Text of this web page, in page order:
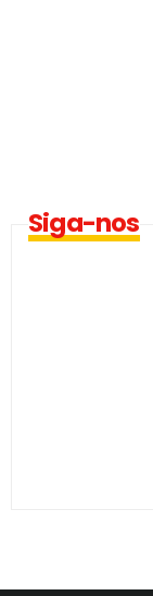
Siga-nos